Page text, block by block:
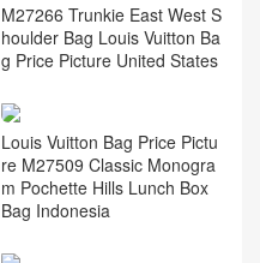
M27266 Trunkie East West S
houlder Bag Louis Vuitton Ba
g Price Picture United States
Louis Vuitton Bag Price Pictu
re M27509 Classic Monogra
m Pochette Hills Lunch Box
Bag Indonesia